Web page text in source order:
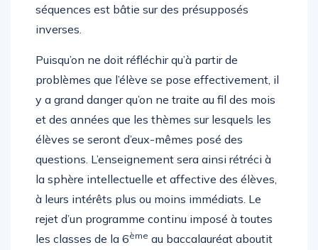
séquences est bâtie sur des présupposés
inverses.
Puisqu’on ne doit réfléchir qu’à partir de
problèmes que l’élève se pose effectivement, il
y a grand danger qu’on ne traite au fil des mois
et des années que les thèmes sur lesquels les
élèves se seront d’eux-mêmes posé des
questions. L’enseignement sera ainsi rétréci à
la sphère intellectuelle et affective des élèves,
à leurs intérêts plus ou moins immédiats. Le
rejet d’un programme continu imposé à toutes
les classes de la 6ème au baccalauréat aboutit